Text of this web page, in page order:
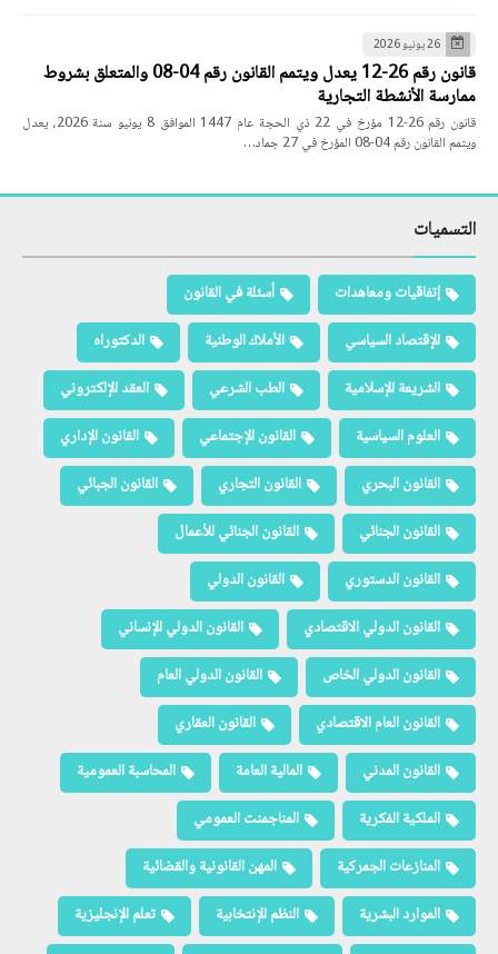
26 يونيو 2026
قانون رقم 26-12 يعدل ويتمم القانون رقم 04-08 والمتعلق بشروط
ممارسة الأنشطة التجارية
قانون رقم 26-12 مؤرخ في 22 ذي الحجة عام 1447 الموافق 8 يونيو سنة 2026، يعدل
ويتمم القانون رقم 04-08 المؤرخ في 27 جماد…
التسميات
إتفاقيات ومعاهدات
أسئلة في القانون
الإقتصاد السياسي
الأملاك الوطنية
الدكتوراه
الشريعة الإسلامية
الطب الشرعي
العقد الإلكتروني
العلوم السياسية
القانون الإجتماعي
القانون الإداري
القانون البحري
القانون التجاري
القانون الجبائي
القانون الجنائي
القانون الجنائي للأعمال
القانون الدستوري
القانون الدولي
القانون الدولي الاقتصادي
القانون الدولي الإنساني
القانون الدولي الخاص
القانون الدولي العام
القانون العام الاقتصادي
القانون العقاري
القانون المدني
المالية العامة
المحاسبة العمومية
الملكية الفكرية
المناجمنت العمومي
المنازعات الجمركية
المهن القانونية والقضائية
الموارد البشرية
النظم الإنتخابية
تعلم الإنجليزية